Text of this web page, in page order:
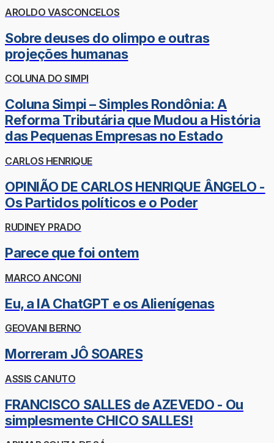
AROLDO VASCONCELOS
Sobre deuses do olimpo e outras
projeções humanas
COLUNA DO SIMPI
Coluna Simpi – Simples Rondônia: A
Reforma Tributária que Mudou a História
das Pequenas Empresas no Estado
CARLOS HENRIQUE
OPINIÃO DE CARLOS HENRIQUE ÂNGELO -
Os Partidos políticos e o Poder
RUDINEY PRADO
Parece que foi ontem
MARCO ANCONI
Eu, a IA ChatGPT e os Alienígenas
GEOVANI BERNO
Morreram JÔ SOARES
ASSIS CANUTO
FRANCISCO SALLES de AZEVEDO - Ou
simplesmente CHICO SALLES!